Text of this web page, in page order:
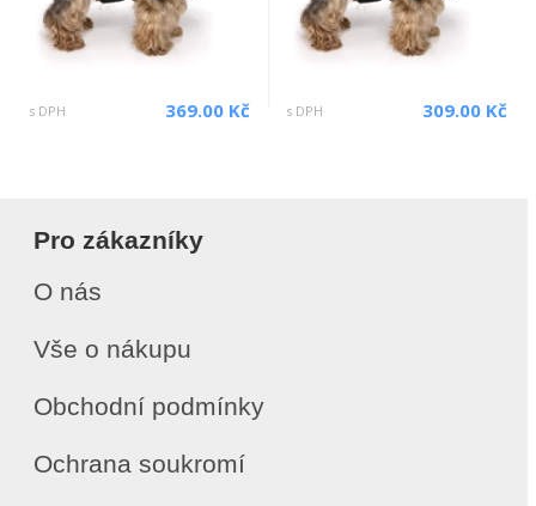
s DPH 369.00 Kč s DPH 309.00 Kč
Pro zákazníky
O nás
Vše o nákupu
Obchodní podmínky
Ochrana soukromí